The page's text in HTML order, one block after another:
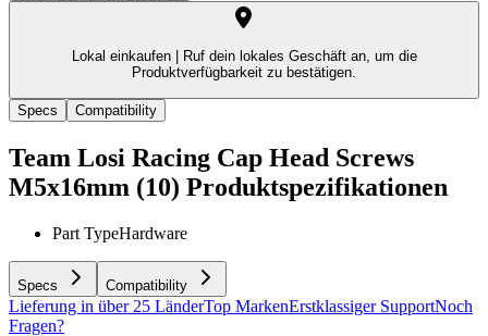
Lokal einkaufen |
Ruf dein lokales Geschäft an, um die
Produktverfügbarkeit zu bestätigen.
Specs Compatibility
Team Losi Racing Cap Head Screws
M5x16mm (10) Produktspezifikationen
Part TypeHardware
Specs Compatibility
Lieferung in über 25 LänderTop MarkenErstklassiger SupportNoch
Fragen?